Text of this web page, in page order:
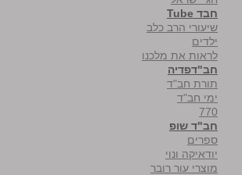
חבד Tube
שיעורי הרב כלב
ילדים
לראות את מלכנו
חב"דפדיה
תורת חב"ד
ימי חב"ד
770
חב"ד שופ
ספרים
יודאיקה ונוי
מוצרי עור רובר